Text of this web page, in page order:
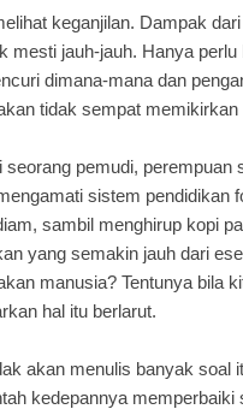
keganjilan. Dampak
mesti jauh-jauh. Hanya
dimana-mana dan
tidak sempat
seorang pemudi,
sistem pendidikan
sambil menghirup kopi
yang semakin jauh dari
manusia? Tentunya bila
hal itu berlarut.
akan menulis banyak soal
kedepannya